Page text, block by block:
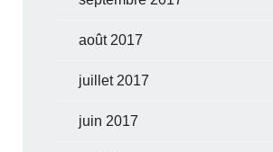
août 2017
juillet 2017
juin 2017